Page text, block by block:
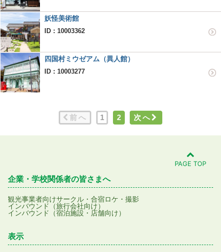
妖怪美術館
ID：10003362
四国村ミウゼアム（異人館）
ID：10003277
前へ 1 2 次へ
PAGE TOP
企業・学校関係者の皆さまへ
観光事業者向けサークル・合宿ロケ・撮影
インバウンド（旅行会社向け）
インバウンド（宿泊施設・店舗向け）
表示